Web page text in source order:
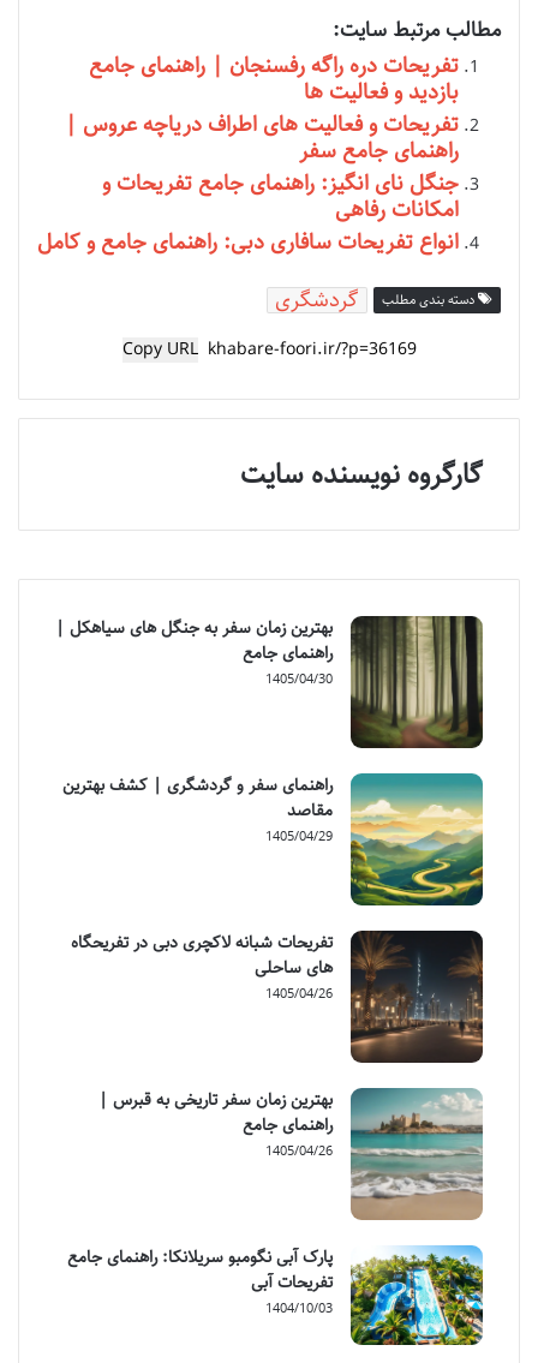
مطالب مرتبط سایت:
تفریحات دره راگه رفسنجان | راهنمای جامع
بازدید و فعالیت ها
تفریحات و فعالیت های اطراف دریاچه عروس |
راهنمای جامع سفر
جنگل نای انگیز: راهنمای جامع تفریحات و
امکانات رفاهی
انواع تفریحات سافاری دبی: راهنمای جامع و کامل
دسته بندی مطلب گردشگری
Copy URL
گارگروه نویسنده سایت
بهترین زمان سفر به جنگل های سیاهکل |
راهنمای جامع
1405/04/30
راهنمای سفر و گردشگری | کشف بهترین
مقاصد
1405/04/29
تفریحات شبانه لاکچری دبی در تفریحگاه
های ساحلی
1405/04/26
بهترین زمان سفر تاریخی به قبرس |
راهنمای جامع
1405/04/26
پارک آبی نگومبو سریلانکا: راهنمای جامع
تفریحات آبی
1404/10/03